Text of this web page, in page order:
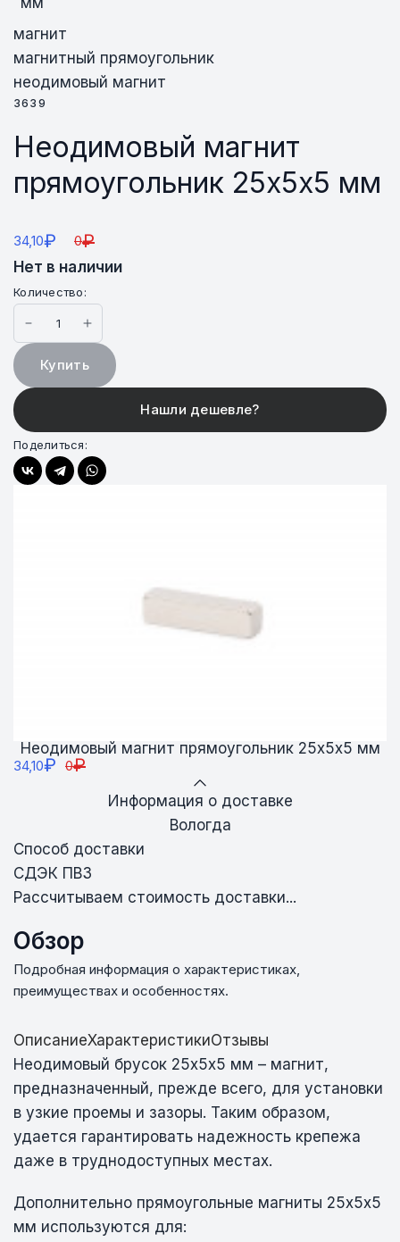
магнит
магнитный прямоугольник
неодимовый магнит
3639
Неодимовый магнит
прямоугольник 25х5х5 мм
34,10₽ 0₽
Нет в наличии
Количество:
Купить
Поделиться:
Неодимовый магнит прямоугольник 25х5х5 мм
34,10₽ 0₽
Информация о доставке
Вологда
Способ доставки
СДЭК ПВЗ
Рассчитываем стоимость доставки...
Обзор
Подробная информация о характеристиках,
преимуществах и особенностях.
ОписаниеХарактеристикиОтзывы
Неодимовый брусок 25х5х5 мм – магнит,
предназначенный, прежде всего, для установки
в узкие проемы и зазоры. Таким образом,
удается гарантировать надежность крепежа
даже в труднодоступных местах.
Дополнительно прямоугольные магниты 25х5х5
мм используются для: